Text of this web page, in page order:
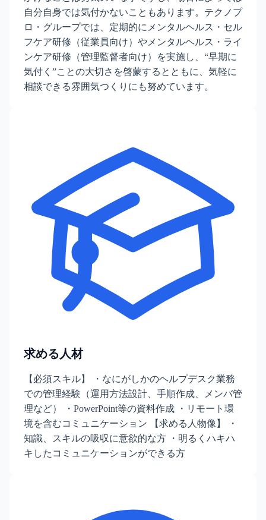
自分自身では気付かないこともあります。テクノプ
ロ・グループでは、定期的にメンタルヘルス・セル
フケア研修（従業員向け）やメンタルヘルス・ライ
ンケア研修（管理監督者向け）を実施し、“早期に
気付く”ことの大切さを啓蒙するとともに、気軽に
相談できる雰囲気つくりにも努めています。
求める人材
【必須スキル】 ・なにがしかのヘルプデスク業務
での管理経験（運用方法設計、手順作成、メンバ管
理など） ・PowerPoint等の資料作成 ・リモート環
境を含むコミュニケーション 【求める人物像】 ・
知識、スキルの吸収に意欲的な方 ・明るくハキハ
キしたコミュニケーションができる方